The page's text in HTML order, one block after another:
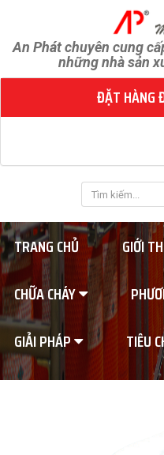
An Phát chuyên cung
những nhà sản
ĐẶT HÀNG
TRANG CHỦ GIỚI
CHỮA CHÁY
GIẢI PHÁP
TIÊU